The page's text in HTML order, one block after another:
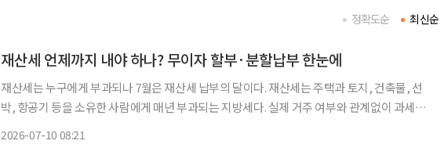
최신순
정확도순
재산세 언제까지 내야 하나? 무이자 할부·분할납부 한눈에
재산세는 누구에게 부과되나 7월은 재산세 납부의 달이다. 재산세는 주택과 토지, 건축물, 선
박, 항공기 등을 소유한 사람에게 매년 부과되는 지방세다. 실제 거주 여부와 관계없이 과세
2026-07-10 08:21